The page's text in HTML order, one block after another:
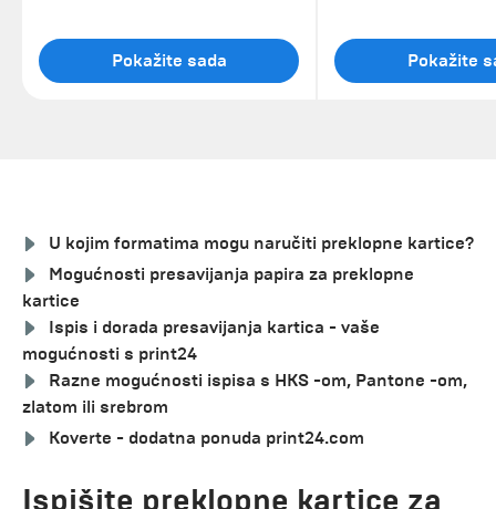
Pokažite sada Pokažite
U kojim formatima mogu naručiti preklopne kartice?
Mogućnosti presavijanja papira za preklopne
kartice
Ispis i dorada presavijanja kartica - vaše
mogućnosti s print24
Razne mogućnosti ispisa s HKS -om, Pantone -om,
zlatom ili srebrom
Koverte - dodatna ponuda print24.com
Ispišite preklopne kartice za